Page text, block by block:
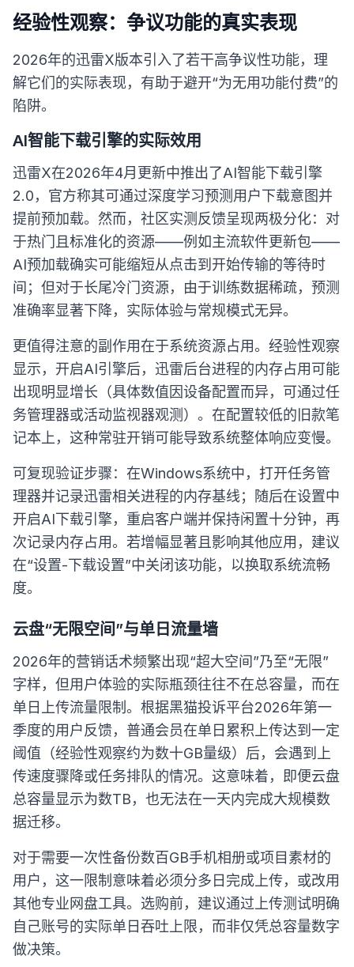
经验性观察：争议功能的真实表现
2026年的迅雷X版本引入了若干高争议性功能，理
解它们的实际表现，有助于避开“为无用功能付费”的
陷阱。
AI智能下载引擎的实际效用
迅雷X在2026年4月更新中推出了AI智能下载引擎
2.0，官方称其可通过深度学习预测用户下载意图并
提前预加载。然而，社区实测反馈呈现两极分化：对
于热门且标准化的资源——例如主流软件更新包——
AI预加载确实可能缩短从点击到开始传输的等待时
间；但对于长尾冷门资源，由于训练数据稀疏，预测
准确率显著下降，实际体验与常规模式无异。
更值得注意的副作用在于系统资源占用。经验性观察
显示，开启AI引擎后，迅雷后台进程的内存占用可能
出现明显增长（具体数值因设备配置而异，可通过任
务管理器或活动监视器观测）。在配置较低的旧款笔
记本上，这种常驻开销可能导致系统整体响应变慢。
可复现验证步骤：在Windows系统中，打开任务管
理器并记录迅雷相关进程的内存基线；随后在设置中
开启AI下载引擎，重启客户端并保持闲置十分钟，再
次记录内存占用。若增幅显著且影响其他应用，建议
在“设置-下载设置”中关闭该功能，以换取系统流畅
度。
云盘“无限空间”与单日流量墙
2026年的营销话术频繁出现“超大空间”乃至“无限”
字样，但用户体验的实际瓶颈往往不在总容量，而在
单日上传流量限制。根据黑猫投诉平台2026年第一
季度的用户反馈，普通会员在单日累积上传达到一定
阈值（经验性观察约为数十GB量级）后，会遇到上
传速度骤降或任务排队的情况。这意味着，即便云盘
总容量显示为数TB，也无法在一天内完成大规模数
据迁移。
对于需要一次性备份数百GB手机相册或项目素材的
用户，这一限制意味着必须分多日完成上传，或改用
其他专业网盘工具。选购前，建议通过上传测试明确
自己账号的实际单日吞吐上限，而非仅凭总容量数字
做决策。